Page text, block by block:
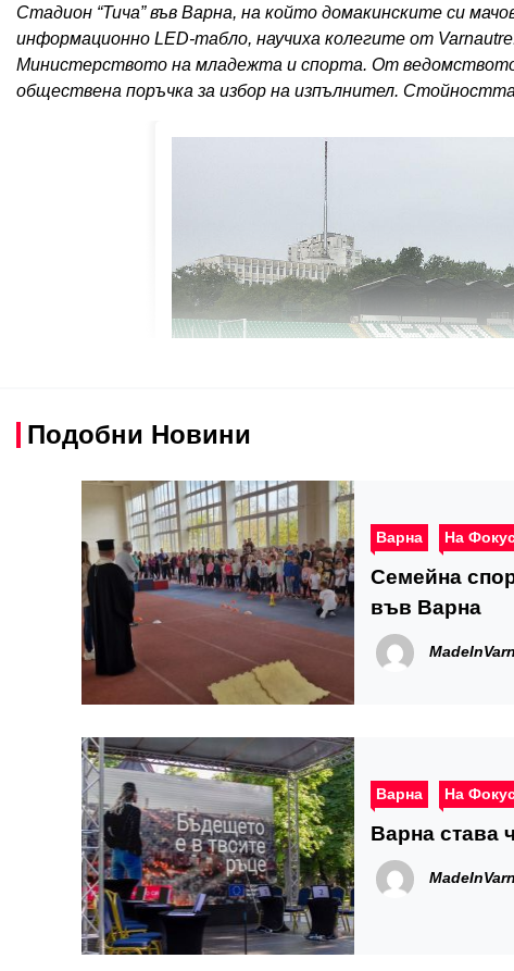
Стадион “Тича” във Варна, на който домакинските си
информационно LED-табло, научиха колегите от
Министерството на младежта и спорта. От ведомството,
обществена поръчка за избор на изпълнител.
Подобни Новини
Варна На
Семейна
във Варна
Варна На
Варна става